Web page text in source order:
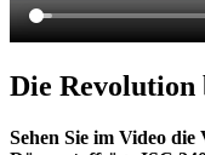
Die Revolution
Sehen Sie im Video